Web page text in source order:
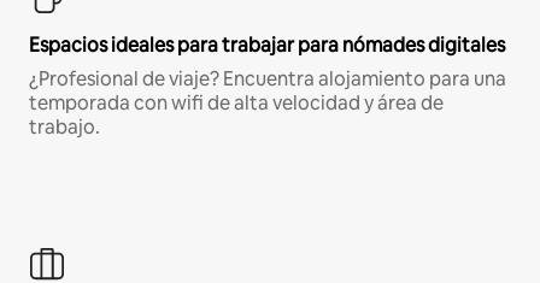
Espacios ideales para trabajar para nómades digitales
¿Profesional de viaje? Encuentra alojamiento para una
temporada con wifi de alta velocidad y área de
trabajo.